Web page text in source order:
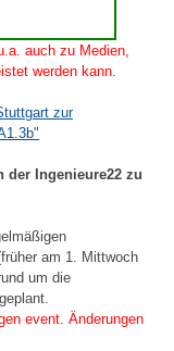
auch zu Medien,
werden kann.
zur
der Ingenieure22 zu
am 1. Mittwoch
um die
event. Änderungen